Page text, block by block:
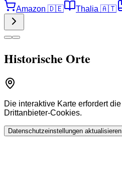
Amazon 🇩🇪 Thalia 🇦🇹
Historische Orte
Die interaktive Karte erfordert
Drittanbieter-Cookies.
Datenschutzeinstellungen aktualisieren